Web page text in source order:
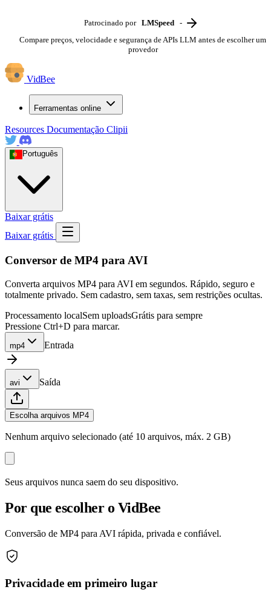
Patrocinado por LMSpeed -
Compare preços, velocidade e segurança de APIs LLM antes de escolher um
provedor
VidBee
Ferramentas online
Resources Documentação Clipii
Português
Baixar grátis
Baixar grátis
Conversor de MP4 para AVI
Converta arquivos MP4 para AVI em segundos. Rápido, seguro e
totalmente privado. Sem cadastro, sem taxas, sem restrições ocultas.
Processamento localSem uploadsGrátis para sempre
Pressione Ctrl+D para marcar.
mp4 Entrada
avi Saída
Escolha arquivos MP4
Nenhum arquivo selecionado (até 10 arquivos, máx. 2 GB)
Seus arquivos nunca saem do seu dispositivo.
Por que escolher o VidBee
Conversão de MP4 para AVI rápida, privada e confiável.
Privacidade em primeiro lugar